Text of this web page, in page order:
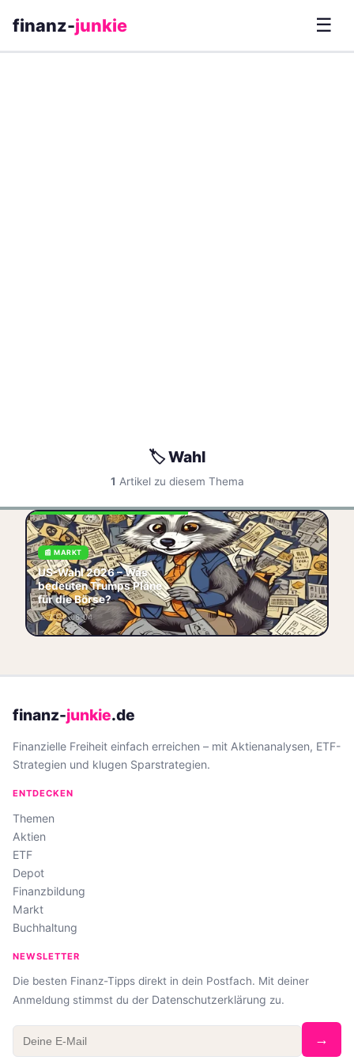
finanz-junkie ☰
🏷️ Wahl
1 Artikel zu diesem Thema
📰 MARKT
US-Wahl 2026 – Was
bedeuten Trumps Pläne
für die Börse?
📅 2026-06-04
US-Wahl 2025 – Was
bedeuten Trumps Pläne für
die Börse? Die US-Wahl 2025
ist Geschichte, aber die
Folgen für dein Depot
🏷️ Markt 🇺🇸 USA
🏷️ Wahl
🏷️ Makro
finanz-junkie.de
Finanzielle Freiheit einfach erreichen – mit Aktienanalysen, ETF-
Strategien und klugen Sparstrategien.
ENTDECKEN
Themen
Aktien
ETF
Depot
Finanzbildung
Markt
Buchhaltung
NEWSLETTER
Die besten Finanz-Tipps direkt in dein Postfach. Mit deiner
Anmeldung stimmst du der Datenschutzerklärung zu.
→